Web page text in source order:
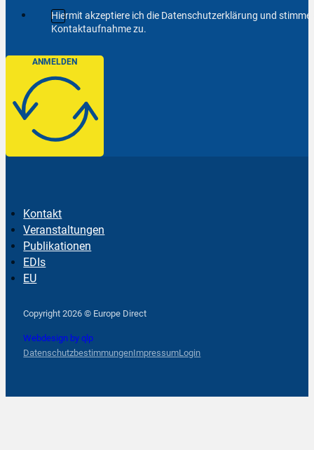
Hiermit akzeptiere ich die Datenschutzerklärung und
Kontaktaufnahme zu.
ANMELDEN
Kontakt
Veranstaltungen
Publikationen
EDIs
EU
Copyright 2026 © Europe Direct
Webdesign by qlp
DatenschutzbestimmungenImpressumLogin